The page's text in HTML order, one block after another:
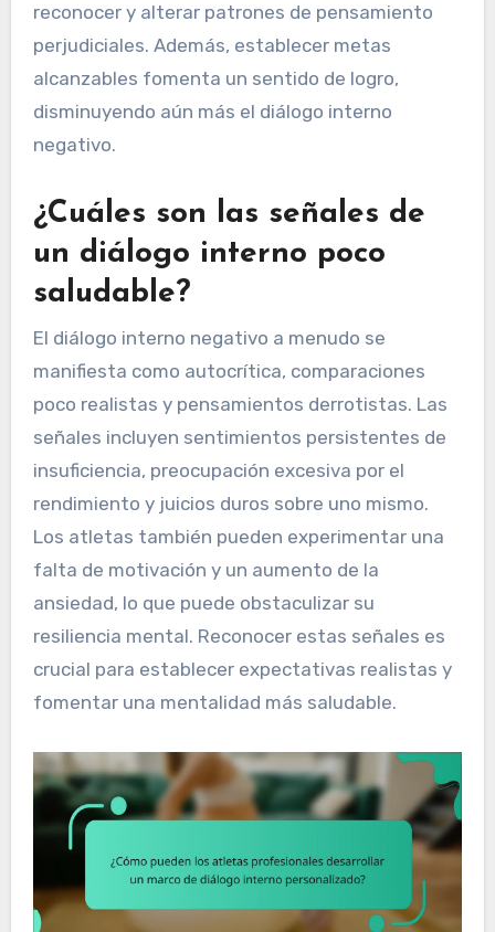
reconocer y alterar patrones de pensamiento
perjudiciales. Además, establecer metas
alcanzables fomenta un sentido de logro,
disminuyendo aún más el diálogo interno
negativo.
¿Cuáles son las señales de
un diálogo interno poco
saludable?
El diálogo interno negativo a menudo se
manifiesta como autocrítica, comparaciones
poco realistas y pensamientos derrotistas. Las
señales incluyen sentimientos persistentes de
insuficiencia, preocupación excesiva por el
rendimiento y juicios duros sobre uno mismo.
Los atletas también pueden experimentar una
falta de motivación y un aumento de la
ansiedad, lo que puede obstaculizar su
resiliencia mental. Reconocer estas señales es
crucial para establecer expectativas realistas y
fomentar una mentalidad más saludable.